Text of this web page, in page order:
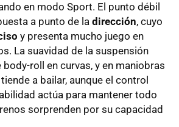
en modo Sport. El punto débil
a punto de la dirección, cuyo
y presenta mucho juego en
La suavidad de la suspensión
roll en curvas, y en maniobras
a bailar, aunque el control
actúa para mantener todo
sorprenden por su capacidad